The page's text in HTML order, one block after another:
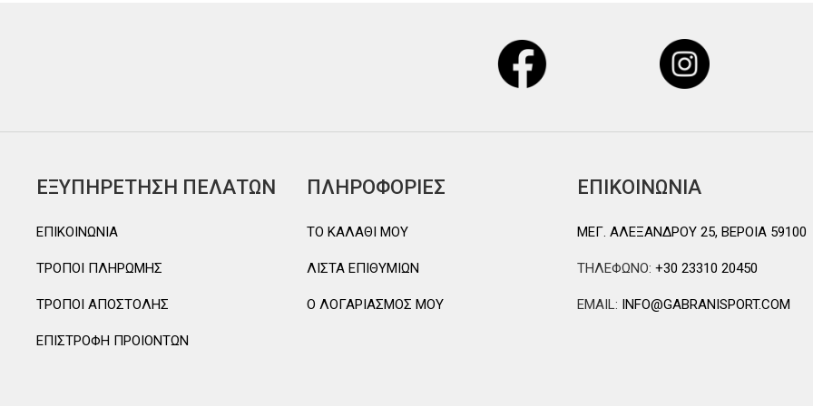
ΕΞΥΠΗΡΕΤΗΣΗ ΠΕΛΑΤΩΝ
ΕΠΙΚΟΙΝΩΝΙΑ
ΤΡΟΠΟΙ ΠΛΗΡΩΜΗΣ
ΤΡΟΠΟΙ ΑΠΟΣΤΟΛΗΣ
ΕΠΙΣΤΡΟΦΗ ΠΡΟΙΟΝΤΩΝ
ΠΛΗΡΟΦΟΡΙΕΣ
TO ΚΑΛΑΘΙ MOY
ΛΙΣΤΑ ΕΠΙΘΥΜΙΩΝ
Ο ΛΟΓΑΡΙΑΣΜΟΣ ΜΟΥ
ΕΠΙΚΟΙΝΩΝΙΑ
ΜΕΓ. ΑΛΕΞΑΝΔΡΟΥ 25, ΒΕΡΟΙΑ 59100
ΤΗΛΕΦΩΝΟ: +30 23310 20450
EMAIL: INFO@GABRANISPORT.COM